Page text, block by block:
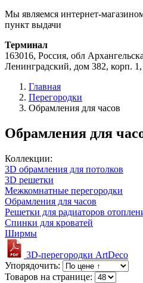
Мы являемся интернет-
пункт выдачи
Терминал
163016, Россия, обл
Ленинградский, дом 382, корп. 1,
Главная
Перегородки
Обрамления для часов
Обрамления для
Коллекции:
3D обрамления для потолков
3D решетки
Межкомнатные перегородки
Обрамления для часов
Решетки для радиаторов
Спинки для кроватей
Ширмы
3D-перегородки ArtDeco
Упорядочить:
Товаров на странице: